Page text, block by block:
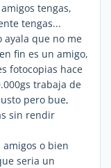
tengas,
tengas...
ayala que no me
fin es un amigo,
fotocopias hace
trabaja de
pero bue,
sin rendir
o bien
seria un